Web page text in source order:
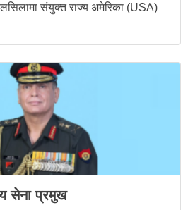
संयुक्त राज्य अमेरिका (USA)
सेना प्रमुख